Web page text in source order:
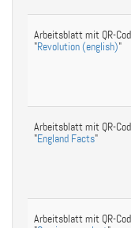
Arbeitsblatt mit QR-
"Revolution (english)"
Arbeitsblatt mit QR-
"England Facts"
Arbeitsblatt mit QR-